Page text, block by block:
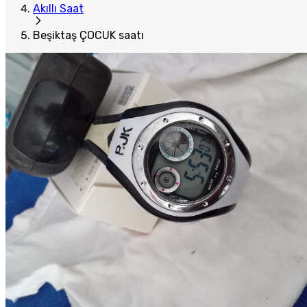
Akıllı Saat
Beşiktaş ÇOCUK saatı